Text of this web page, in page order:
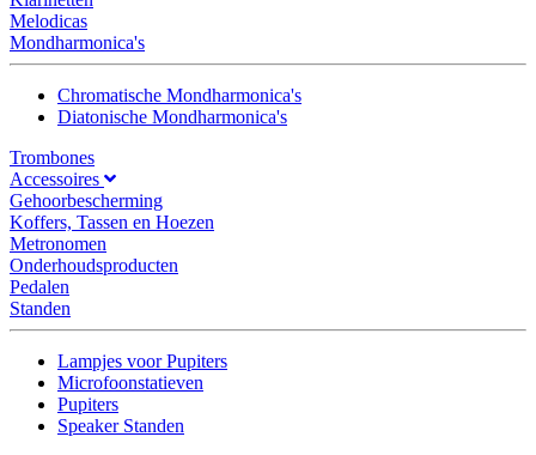
Melodicas
Mondharmonica's
Chromatische Mondharmonica's
Diatonische Mondharmonica's
Trombones
Accessoires
Gehoorbescherming
Koffers, Tassen en Hoezen
Metronomen
Onderhoudsproducten
Pedalen
Standen
Lampjes voor Pupiters
Microfoonstatieven
Pupiters
Speaker Standen